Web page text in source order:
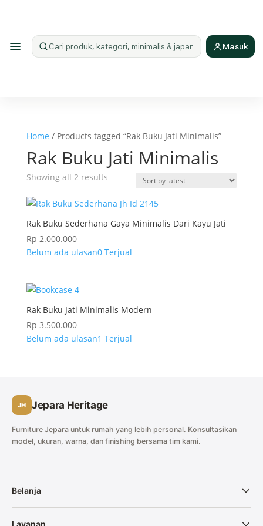
Cari produk Masuk
Home / Products tagged “Rak Buku Jati Minimalis”
Rak Buku Jati Minimalis
Showing all 2 resultsSorted
Rak Buku Sederhana Gaya Minimalis Dari Kayu Jati
Rp 2.000.000
Belum ada ulasan0 Terjual
Rak Buku Jati Minimalis Modern
Rp 3.500.000
Belum ada ulasan1 Terjual
JH Jepara Heritage
Furniture Jepara untuk rumah yang lebih personal. Konsultasikan
model, ukuran, warna, dan finishing bersama tim kami.
Belanja